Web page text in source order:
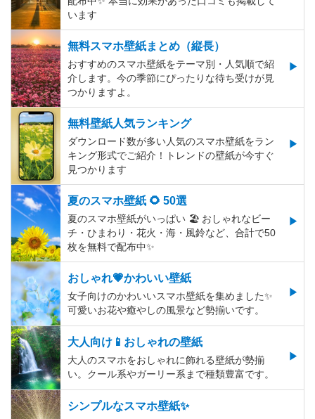
います
無料スマホ壁紙まとめ（縦長）
おすすめのスマホ壁紙をテーマ別・人気順で紹
介します。今の季節にぴったりな待ち受けが見
つかりますよ。
無料壁紙人気ランキング
ダウンロード数が多い人気のスマホ壁紙をラン
キング形式でご紹介！トレンドの壁紙が今すぐ
見つかります
夏のスマホ壁紙 🌻 50選
夏のスマホ壁紙がいっぱい 🏖 おしゃれなビー
チ・ひまわり・花火・海・風鈴など、合計で50
枚を無料で配布中✨
おしゃれ💗かわいい壁紙
女子向けのかわいいスマホ壁紙を集めました✨
可愛いお花や癒やしの風景など勢揃いです。
大人向け📱おしゃれの壁紙
大人のスマホをおしゃれに飾れる壁紙が勢揃
い。クール系やガーリー系まで種類豊富です。
シンプルなスマホ壁紙✨